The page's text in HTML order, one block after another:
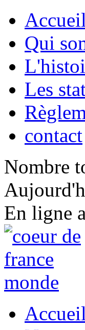
Accueil
Qui
Les
contact
Nombre
En ligne
Accueil